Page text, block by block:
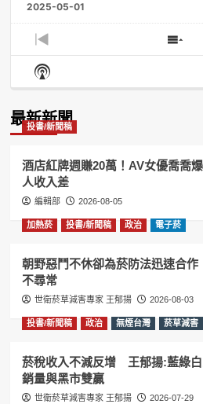
2025-05-01
Previous
Episode
Show
Podcast
最新新聞
投書/新聞稿
酒店紅牌週賺20萬！AV女優喬喬
人收入差
編輯部 2026-08-05
加熱菸 投書/新聞稿 政治 電子菸
朝野惡鬥不休卻為菸防法迅速合
不尋常
世衛菸草減害專家 王郁揚 2026-08-03
投書/新聞稿 政治 無煙台灣 菸草減害
菸稅收入不減反增 王郁揚:藍綠
銷量與黑市雙贏
世衛菸草減害專家 王郁揚 2026-07-29